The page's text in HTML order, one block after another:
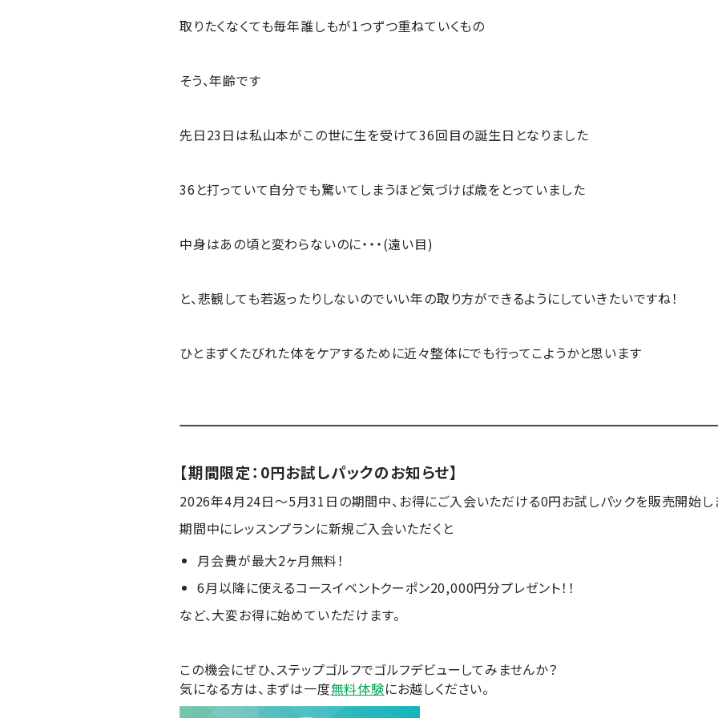
取りたくなくても毎年誰しもが1つずつ重ねていくもの
そう、年齢です
先日23日は私山本がこの世に生を受けて36回目の誕生日となりました
36と打っていて自分でも驚いてしまうほど気づけば歳をとっていました
中身はあの頃と変わらないのに・・・(遠い目)
と、悲観しても若返ったりしないのでいい年の取り方ができるようにしていきたいですね！
ひとまずくたびれた体をケアするために近々整体にでも行ってこようかと思います
【期間限定：0円お試しパックのお知らせ】
2026年4月24日〜5月31日の期間中、お得にご入会いただける0円お試しパックを販売開始し
期間中にレッスンプランに新規ご入会いただくと
月会費が最大2ヶ月無料！
6月以降に使えるコースイベントクーポン20,000円分プレゼント！！
など、大変お得に始めていただけます。
この機会にぜひ、ステップゴルフでゴルフデビューしてみませんか？
気になる方は、まずは一度無料体験にお越しください。